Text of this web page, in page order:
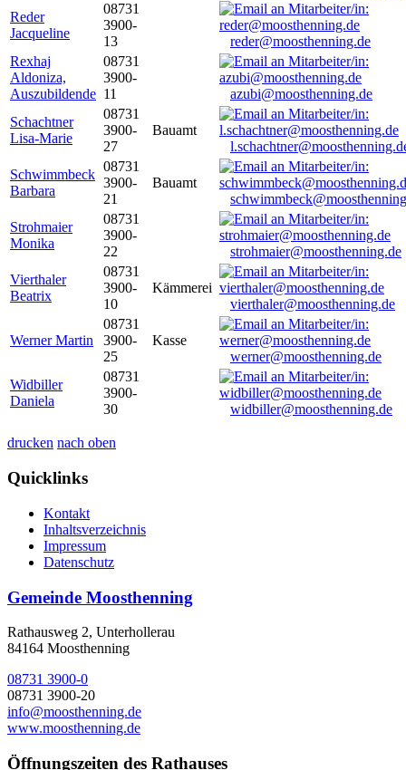
Reder
Jacqueline
08731
3900-
13
reder@moosthenning.de
Rexhaj
Aldoniza,
Auszubildende
08731
3900-
11
azubi@moosthenning.de
Schachtner
Lisa-Marie
08731
3900-
27
Bauamt
Schwimmbeck
Barbara
08731
3900-
21
Bauamt
Strohmaier
Monika
08731
3900-
22
strohmaier@moosthenning.de
Vierthaler
Beatrix
08731
3900-
10
Kämmerei
vierthaler@moosthenning.de
Werner Martin
08731
3900-
25
Kasse
werner@moosthenning.de
Widbiller
Daniela
08731
3900-
30
widbiller@moosthenning.de
drucken nach oben
Quicklinks
Kontakt
Inhaltsverzeichnis
Impressum
Datenschutz
Gemeinde Moosthenning
Rathausweg 2, Unterhollerau
84164 Moosthenning
08731 3900-0
08731 3900-20
info@moosthenning.de
www.moosthenning.de
Öffnungszeiten des Rathauses